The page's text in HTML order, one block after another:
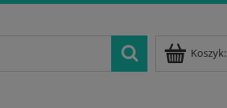
Koszyk: